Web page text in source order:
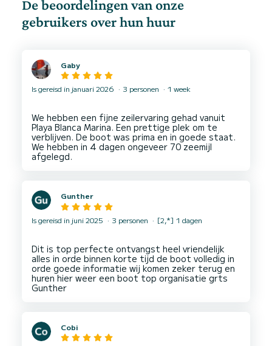
De beoordelingen van onze
gebruikers over hun huur
Gaby
Is gereisd in januari 2026 3 personen 1 week
We hebben een fijne zeilervaring gehad vanuit
Playa Blanca Marina. Een prettige plek om te
verblijven. De boot was prima en in goede staat.
We hebben in 4 dagen ongeveer 70 zeemijl
Gunther
Is gereisd in juni 2025 3 personen [2,*] 1 dagen
Dit is top perfecte ontvangst heel vriendelijk
alles in orde binnen korte tijd de boot volledig in
orde goede informatie wij komen zeker terug en
huren hier weer een boot top organisatie grts
Cobi